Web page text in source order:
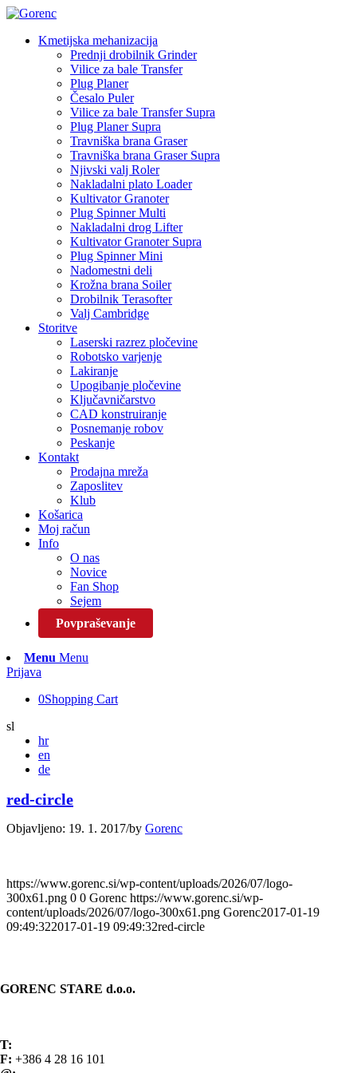
Kmetijska mehanizacija
Prednji drobilnik Grinder
Vilice za bale Transfer
Plug Planer
Česalo Puler
Vilice za bale Transfer Supra
Plug Planer Supra
Travniška brana Graser
Travniška brana Graser Supra
Njivski valj Roler
Nakladalni plato Loader
Kultivator Granoter
Plug Spinner Multi
Nakladalni drog Lifter
Kultivator Granoter Supra
Plug Spinner Mini
Nadomestni deli
Krožna brana Soiler
Drobilnik Terasofter
Valj Cambridge
Storitve
Laserski razrez pločevine
Robotsko varjenje
Lakiranje
Upogibanje pločevine
Ključavničarstvo
CAD konstruiranje
Posnemanje robov
Peskanje
Kontakt
Prodajna mreža
Zaposlitev
Klub
Košarica
Moj račun
Info
O nas
Novice
Fan Shop
Sejem
Povpraševanje
Menu Menu
Prijava
0Shopping Cart
sl
hr
en
de
red-circle
Objavljeno: 19. 1. 2017/by Gorenc
https://www.gorenc.si/wp-content/uploads/2026/07/logo-
300x61.png 0 0 Gorenc https://www.gorenc.si/wp-
content/uploads/2026/07/logo-300x61.png Gorenc2017-01-19
09:49:322017-01-19 09:49:32red-circle
GORENC STARE d.o.o.
T:
F: +386 4 28 16 101